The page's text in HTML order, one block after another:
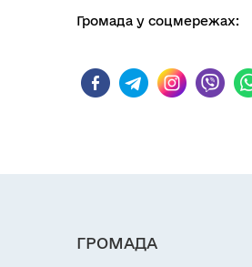
Громада у соцмережах:
ГРОМАДА